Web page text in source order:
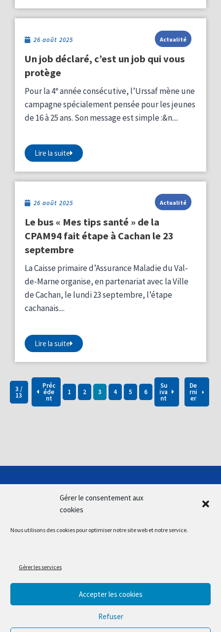
Gérer le consentement aux
cookies
Nous utilisons des cookies pour optimiser notre site web et notre service.
Gérer les services
Accepter les cookies
Refuser
26 août 2025 Actualité
Un job déclaré, c’est un job qui vous
protège
Pour la 4ᵉ année consécutive, l’Urssaf mène une
campagne spécialement pensée pour les jeunes
de 16 à 25 ans. Son message est simple :&n....
Lire la suite
26 août 2025 Actualité
Le bus « Mes tips santé » de la
CPAM94 fait étape à Cachan le 23
septembre
La Caisse primaire d’Assurance Maladie du Val-
de-Marne organise, en partenariat avec la Ville
de Cachan, le lundi 23 septembre, l’étape
cachanais....
Lire la suite
3 /
13
Préc
éde
nt
1 2 3 4 5 6
Su
iva
nt
De
rni
er
@2026 Caisse Primaire d'Assurance Maladie du Val-de-
https://givememore.fr
Plan du site
Mentions légales